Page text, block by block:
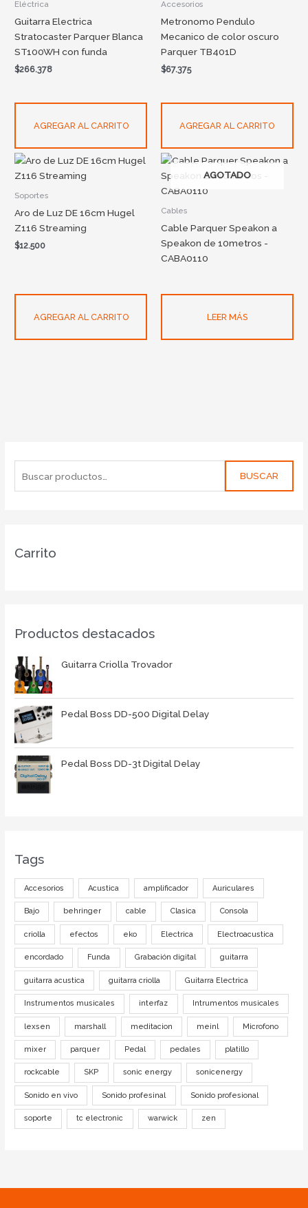
BUSCAR
Carrito
Productos destacados
Guitarra Criolla Trovador
Pedal Boss DD-500 Digital Delay
Pedal Boss DD-3t Digital Delay
Tags
Accesorios Acustica amplificador Auriculares
Bajo behringer cable Clasica Consola
criolla efectos eko Electrica Electroacustica
encordado Funda Grabación digital guitarra
guitarra acustica guitarra criolla Guitarra Electrica
Instrumentos musicales interfaz Intrumentos musicales
lexsen marshall meditacion meinl Microfono
mixer parquer Pedal pedales platillo
rockcable SKP sonic energy sonicenergy
Sonido en vivo Sonido profesinal Sonido profesional
soporte tc electronic warwick zen
Eléctrica
Guitarra Electrica
Stratocaster Parquer Blanca
ST100WH con funda
$266.378
AGREGAR AL CARRITO
Accesorios
Metronomo Pendulo
Mecanico de color oscuro
Parquer TB401D
$67.375
AGREGAR AL CARRITO
Soportes
Aro de Luz DE 16cm Hugel
Z116 Streaming
$12.500
AGREGAR AL CARRITO
AGOTADO
Cables
Cable Parquer Speakon a
Speakon de 10metros -
CABA0110
LEER MÁS